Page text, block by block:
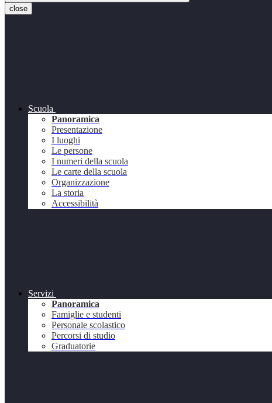
close
Scuola
Panoramica
Presentazione
I luoghi
Le persone
I numeri della scuola
Le carte della scuola
Organizzazione
La storia
Accessibilità
Servizi
Panoramica
Famiglie e studenti
Personale scolastico
Percorsi di studio
Graduatorie